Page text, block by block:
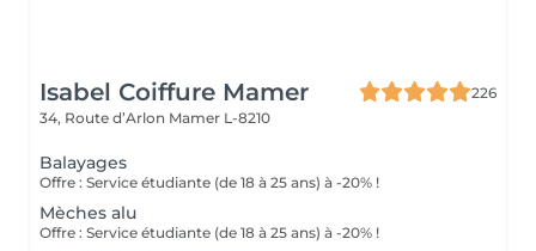
Isabel Coiffure Mamer
226
34, Route d’Arlon Mamer L-8210
Balayages
Offre : Service étudiante (de 18 à 25 ans) à -20% !
Mèches alu
Offre : Service étudiante (de 18 à 25 ans) à -20% !